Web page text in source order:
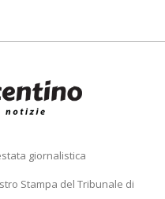
giornalistica
Stampa del Tribunale di